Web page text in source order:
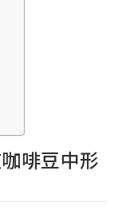
啡豆中形